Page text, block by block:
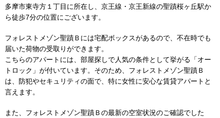
多摩市東寺方１丁目に所在し、京王線・京王新線の聖蹟桜ヶ丘駅か
ら徒歩7分の位置にございます。
フォレストメゾン聖蹟Ｂには宅配ボックスがあるので、不在時でも
届いた荷物の受取りができます。
こちらのアパートには、部屋探しで人気の条件として挙がる「オー
トロック」が付いています。そのため、フォレストメゾン聖蹟Ｂ
は、防犯やセキュリティの面で、特に女性に安心な賃貸アパートと
言えます。
また、フォレストメゾン聖蹟Ｂの最新の空室状況のご確認でした